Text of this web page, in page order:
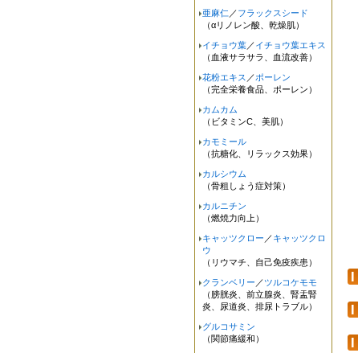
亜麻仁 ／フラックスシード
（αリノレン酸、乾燥肌）
イチョウ葉 ／イチョウ葉エキス
（血液サラサラ、血流改善）
花粉エキス ／ポーレン
（完全栄養食品、ポーレン）
カムカム
（ビタミンC、美肌）
カモミール
（抗糖化、リラックス効果）
カルシウム
（骨粗しょう症対策）
カルニチン
（燃焼力向上）
キャッツクロー ／キャッツクロ
ウ
（リウマチ、自己免疫疾患）
クランベリー ／ツルコケモモ
（膀胱炎、前立腺炎、腎盂腎
炎、尿道炎、排尿トラブル）
グルコサミン
（関節痛緩和）